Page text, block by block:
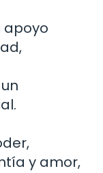
apoyo
y amor,